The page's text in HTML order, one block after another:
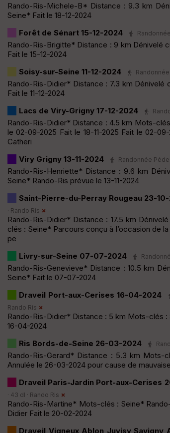
Rando-Ris-Michele-B* Distance : 9.3 km
Seine* Fait le 18-12-2024
Forêt de Sénart 15-12-2024
Rando-Ris-Brigitte* Distance : 9 km Dénivelé
Fait le 15-12-2024
Soisy-sur-Seine 11-12-2024
Randonnée
Rando-Ris-Didier* Distance : 7.3 km
Fait le 11-12-2024
Lacs de Viry-Grigny 17-12-2024
Rando-Ris-Didier* Distance : 4.5 km Mots-
le 02-09-2025 Fait le 18-11-2025 Fait le 02-
Catheri
Viry Grigny 13-11-2024
Randonnée
Rando-Ris-Henriette* Distance : 9.6 km
Seine* Rando-Ris prévue le 13-11-2024
Saint-Pierre-du-Perray Rougeau 23-
· Rando Ris
Rando-Ris-Didier* Distance : 17.5 km
clés : Seine* Parcours conçu à l’occasion de
pe
Livry-sur-Seine 07-07-2024
Rando-Ris-Genevieve* Distance : 10.5 km
Seine* Fait le 07-07-2024
Draveil Port-aux-Cerises 16-04-2024
Rando Ris
Rando-Ris-Didier* Distance : 5 km Mots-clés
16-04-2024
Ris Bords-de-Seine 26-03-2024
Rando-Ris-Gerard* Distance : 5.3 km
Annulée le 26-03-2024 pour cause de
Draveil Paris-Jardin Port-aux-Cerises
· 43 dl · Rando Ris
Rando-Ris-Martine* Mots-clés : Seine*
Didier Fait le 20-02-2024
Draveil Vigneux Ablon Juvisy Savigny